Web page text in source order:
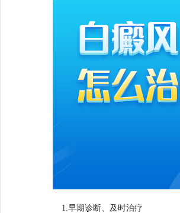
1.早期诊断、及时治疗